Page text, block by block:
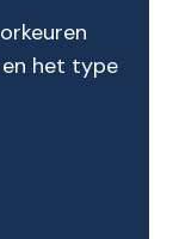
het type